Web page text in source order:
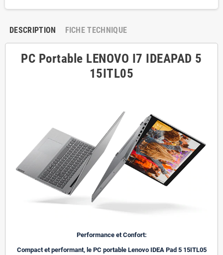
DESCRIPTION FICHE TECHNIQUE
PC Portable LENOVO I7 IDEAPAD 5
15ITL05
Performance et Confort:
Compact et performant, le PC portable Lenovo IDEA Pad 5 15ITL05